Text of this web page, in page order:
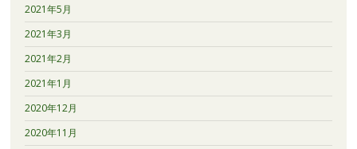
2021年5月
2021年3月
2021年2月
2021年1月
2020年12月
2020年11月